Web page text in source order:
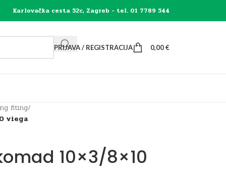
Karlovačka cesta 52c, Zagreb - tel. 01 7789 544
PRIJAVA / REGISTRACIJA 0,00€
fiting/
viega
10×3/8×10